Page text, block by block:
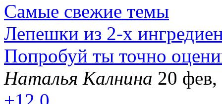
Самые свежие темы
Лепешки из 2-х
Попробуй ты точно
Наталья Калнина 20